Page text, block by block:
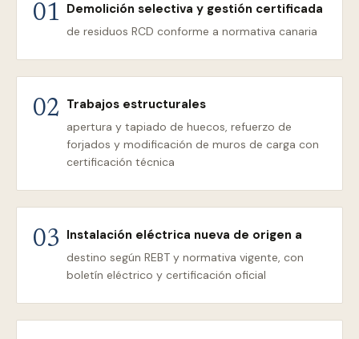
01 Demolición selectiva y gestión certificada
de residuos RCD conforme a normativa canaria
02 Trabajos estructurales
apertura y tapiado de huecos, refuerzo de
forjados y modificación de muros de carga con
certificación técnica
03 Instalación eléctrica nueva de origen a
destino según REBT y normativa vigente, con
boletín eléctrico y certificación oficial